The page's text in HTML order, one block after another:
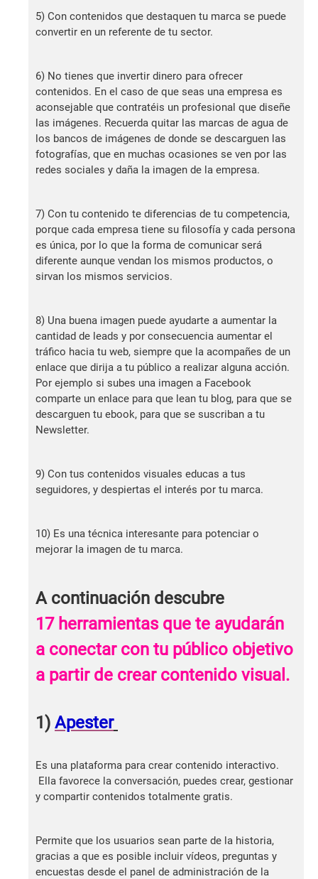
5) Con contenidos que destaquen tu marca se puede
convertir en un referente de tu sector.
6) No tienes que invertir dinero para ofrecer
contenidos. En el caso de que seas una empresa es
aconsejable que contratéis un profesional que diseñe
las imágenes. Recuerda quitar las marcas de agua de
los bancos de imágenes de donde se descarguen las
fotografías, que en muchas ocasiones se ven por las
redes sociales y daña la imagen de la empresa.
7) Con tu contenido te diferencias de tu competencia,
porque cada empresa tiene su filosofía y cada persona
es única, por lo que la forma de comunicar será
diferente aunque vendan los mismos productos, o
sirvan los mismos servicios.
8) Una buena imagen puede ayudarte a aumentar la
cantidad de leads y por consecuencia aumentar el
tráfico hacia tu web, siempre que la acompañes de un
enlace que dirija a tu público a realizar alguna acción.
Por ejemplo si subes una imagen a Facebook
comparte un enlace para que lean tu blog, para que se
descarguen tu ebook, para que se suscriban a tu
Newsletter.
9) Con tus contenidos visuales educas a tus
seguidores, y despiertas el interés por tu marca.
10) Es una técnica interesante para potenciar o
mejorar la imagen de tu marca.
A continuación descubre
17 herramientas que te ayudarán
a conectar con tu público objetivo
a partir de crear contenido visual.
1) Apester
Es una plataforma para crear contenido interactivo.
Ella favorece la conversación, puedes crear, gestionar
y compartir contenidos totalmente gratis.
Permite que los usuarios sean parte de la historia,
gracias a que es posible incluir vídeos, preguntas y
encuestas desde el panel de administración de la